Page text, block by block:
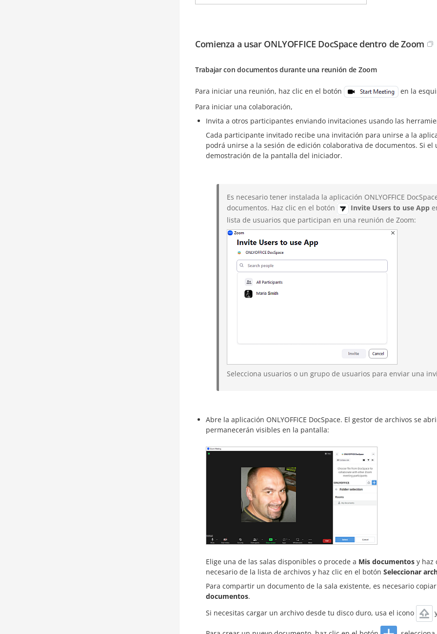
Comienza a usar ONLYOFFICE DocSpace dentro de Zoom
Trabajar con documentos durante una reunión de Zoom
Para iniciar una reunión, haz clic en el botón
en la
Para iniciar una colaboración,
Invita a otros participantes enviando invitaciones usando las
Cada participante invitado recibe una invitación para unirse a la
podrá unirse a la sesión de edición colaborativa de documentos. Si el
demostración de la pantalla del iniciador.
Es necesario tener instalada la aplicación ONLYOFFICE
documentos. Haz clic en el botón
Invite Users to use App
lista de usuarios que participan en una reunión de Zoom:
Selecciona usuarios o un grupo de usuarios para enviar una
Abre la aplicación ONLYOFFICE DocSpace. El gestor de archivos se
permanecerán visibles en la pantalla:
Elige una de las salas disponibles o procede a Mis documentos y haz
necesario de la lista de archivos y haz clic en el botón Seleccionar
Para compartir un documento de la sala existente, es necesario
documentos.
Si necesitas cargar un archivo desde tu disco duro, usa el icono